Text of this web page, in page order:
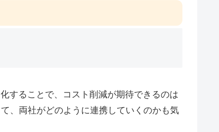
することで、コスト削減が期待できるのは
、両社がどのように連携していくのかも気